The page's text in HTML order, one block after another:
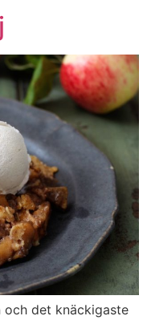
och det knäckigaste